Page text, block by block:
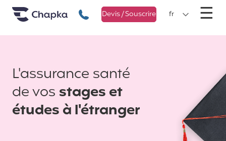
Chapka Assurances Voyages
+33 1 74 85 50 50
Devis / Souscrire fr ☰
L'assurance santé
de vos stages et
études à l'étranger